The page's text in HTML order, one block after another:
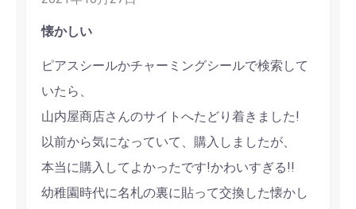
懐かしい
ピアスシールかチャーミングシールで検索して
いたら、
山内屋商店さんのサイトへたどり着きました!
以前から気になっていて、購入しましたが、
本当に購入してよかったです!かわいすぎる!!
幼稚園時代に名札の裏に貼って交換した懐かし